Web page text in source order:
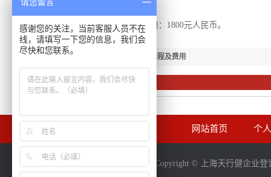
2、代办进出口权手续费用：1800元人民币。
【下一篇：】 注册家政公司流程及费用
相关资讯
网站首页 个
Copyright © 上海天行健企业
感谢您的关注，当前客服人员不在
线，请填写一下您的信息，我们会
尽快和您联系。